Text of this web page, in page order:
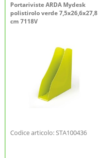
Portariviste ARDA Mydesk
polistirolo verde 7,5x26,6x27,8
cm 7118V
Codice articolo: STA100436